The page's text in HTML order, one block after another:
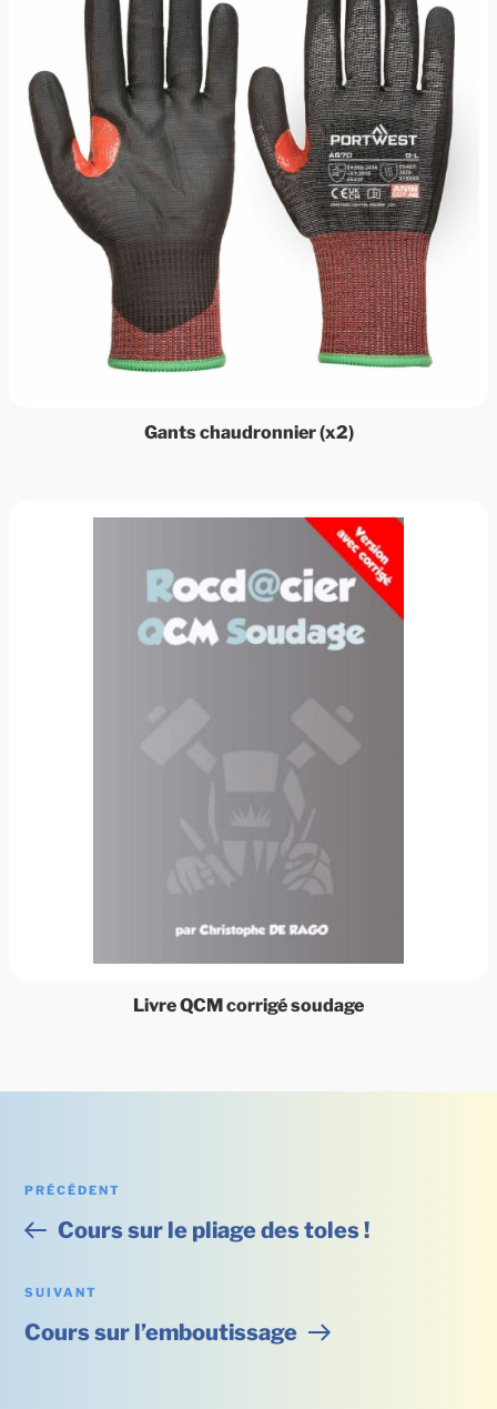
Gants chaudronnier (x2)
Livre QCM corrigé soudage
Navigation
de
l’article
Article
précédent
PRÉCÉDENT
Cours sur le pliage des toles !
Article
suivant
SUIVANT
Cours sur l’emboutissage